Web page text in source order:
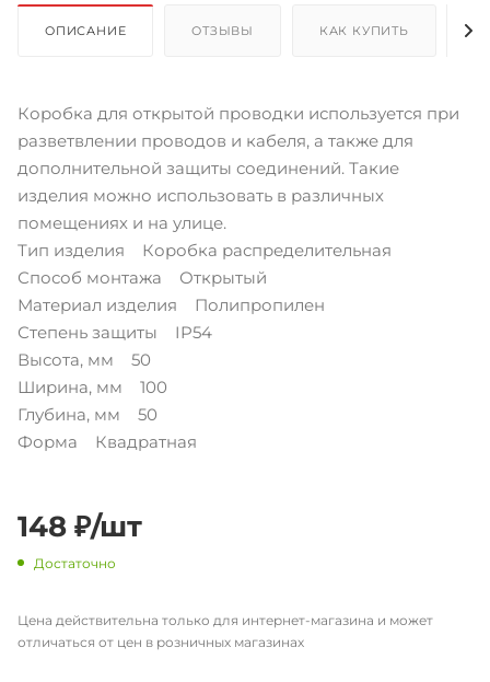
ОПИСАНИЕ ОТЗЫВЫ КАК КУПИТЬ
Коробка для открытой проводки используется при
разветвлении проводов и кабеля, а также для
дополнительной защиты соединений. Такие
изделия можно использовать в различных
помещениях и на улице.
Тип изделия Коробка распределительная
Способ монтажа Открытый
Материал изделия Полипропилен
Степень защиты IP54
Высота, мм 50
Ширина, мм 100
Глубина, мм 50
Форма Квадратная
148 ₽/шт
Достаточно
Цена действительна только для интернет-магазина и может
отличаться от цен в розничных магазинах